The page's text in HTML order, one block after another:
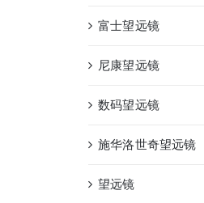
富士望远镜
尼康望远镜
数码望远镜
施华洛世奇望远镜
望远镜